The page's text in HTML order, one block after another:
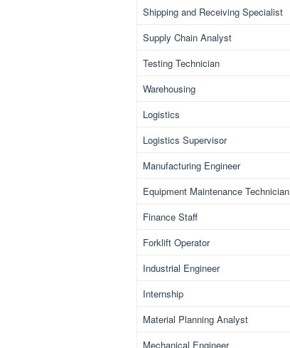
Shipping and Receiving Specialist
Supply Chain Analyst
Testing Technician
Warehousing
Logistics
Logistics Supervisor
Manufacturing Engineer
Equipment Maintenance Technician
Finance Staff
Forklift Operator
Industrial Engineer
Internship
Material Planning Analyst
Mechanical Engineer